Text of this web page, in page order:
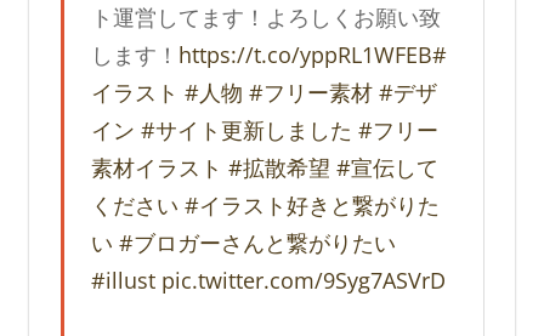
ト運営してます！よろしくお願い致
します！ https://t.co/yppRL1WFEB#
イラスト #人物 #フリー素材 #デザ
イン #サイト更新しました #フリー
素材イラスト #拡散希望 #宣伝して
ください #イラスト好きと繋がりた
い #ブロガーさんと繋がりたい
#illust pic.twitter.com/9Syg7ASVrD